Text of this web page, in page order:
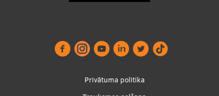
Privātuma politika